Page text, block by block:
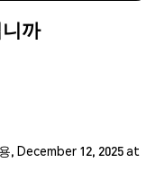
까
, December 12, 2025 at